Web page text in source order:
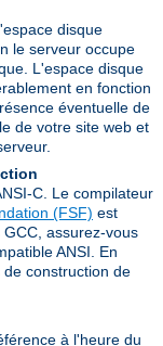
disque
le serveur occupe
L'espace disque
en fonction
éventuelle de
de votre site web et
C. Le compilateur
(FSF) est
assurez-vous
ANSI. En
construction de
à l'heure du